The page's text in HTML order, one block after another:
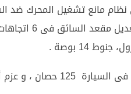
مانع تشغيل المحرك ضد
أمامي،
14 بوصة .
للدوران 156 نيوتن/ متر.